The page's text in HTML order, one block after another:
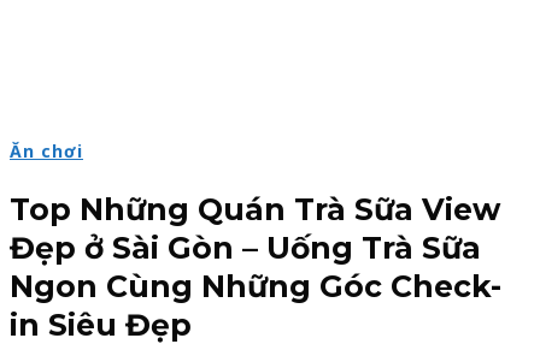
Ăn chơi
Top Những Quán Trà Sữa View
Đẹp ở Sài Gòn – Uống Trà Sữa
Ngon Cùng Những Góc Check-
in Siêu Đẹp